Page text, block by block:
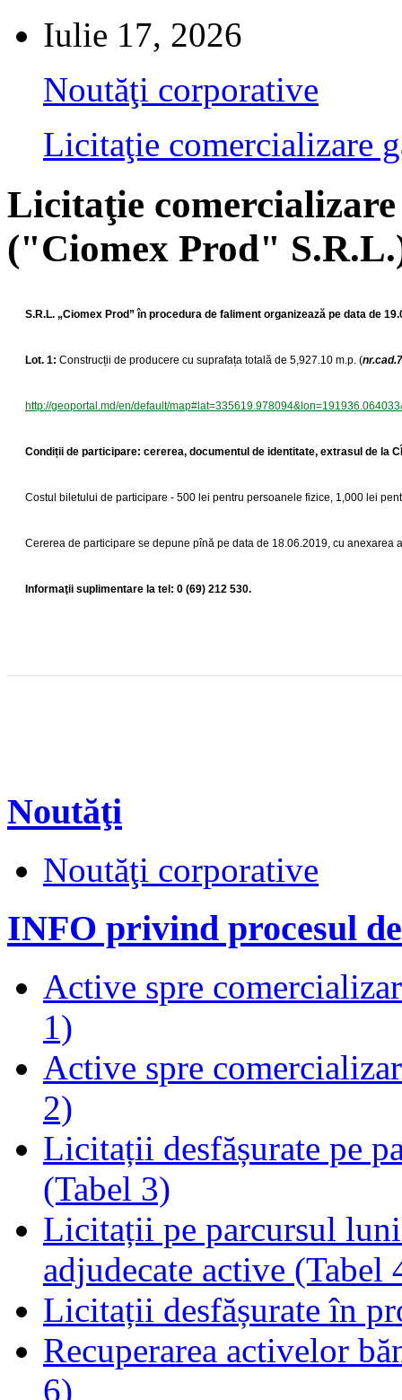
Iulie 17, 2026
Noutăţi corporative
Licitaţie comercializare
Licitaţie
("Ciomex Prod"
S.R.L. „Ciomex Prod” în procedura de faliment organizează pe data de
Lot. 1: Construcții de producere cu suprafața totală de 5,927.10 m.p. (
http://geoportal.md/en/default/
Condiții de participare: cererea, documentul de identitate, extrasul de la
Costul biletului de participare - 500 lei pentru persoanele fizice, 1,000 lei
Cererea de participare se depune pînă pe data de 18.06.2019, cu anexarea
Informaţii suplimentare la tel: 0 (69) 212 530.
Noutăţi
Noutăţi corporative
INFO privind procesul
Active spre
1)
Active spre
2)
Licitații desfășurate pe
(Tabel 3)
Licitații pe parcursul
adjudecate active (Tabel
Licitații desfășurate în
Recuperarea activelor
6)